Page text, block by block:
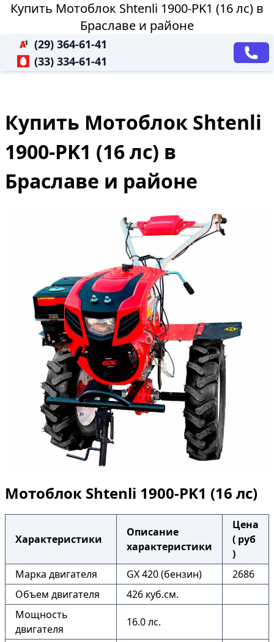
Купить Мотоблок Shtenli 1900-PK1 (16 лс) в
Браславе и районе
(29) 364-61-41
(33) 334-61-41
Купить Мотоблок Shtenli
1900-PK1 (16 лс) в
Браславе и районе
Мотоблок Shtenli 1900-PK1 (16 лс)
Характеристики
Описание
характеристики
Цена
( руб
)
Марка двигателя
GX 420 (бензин)
2686
Объем двигателя
426 куб.см.
Мощность
двигателя
16.0 лс.